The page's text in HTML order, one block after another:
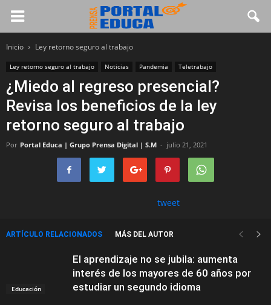
Inicio Ley retorno seguro al trabajo
Ley retorno seguro al trabajo Noticias Pandemia Teletrabajo
¿Miedo al regreso presencial?
Revisa los beneficios de la ley
retorno seguro al trabajo
Por Portal Educa | Grupo Prensa Digital | S.M - julio 21, 2021
tweet
ARTÍCULO RELACIONADOS MÁS DEL AUTOR
Educación
El aprendizaje no se jubila: aumenta
interés de los mayores de 60 años por
estudiar un segundo idioma